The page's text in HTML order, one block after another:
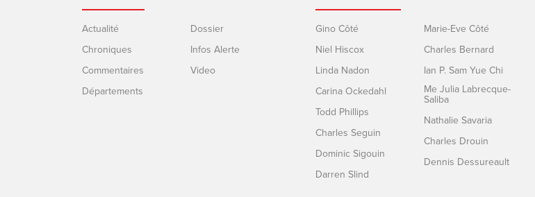
Actualité
Chroniques
Commentaires
Départements
Dossier
Infos Alerte
Video
Gino Côté
Niel Hiscox
Linda Nadon
Carina Ockedahl
Todd Phillips
Charles Seguin
Dominic Sigouin
Darren Slind
Marie-Eve Côté
Charles Bernard
Ian P. Sam Yue Chi
Me Julia Labrecque-
Saliba
Nathalie Savaria
Charles Drouin
Dennis Dessureault